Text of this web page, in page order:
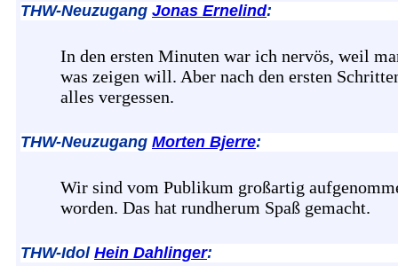
THW-Neuzugang Jonas Ernelind:
In den ersten Minuten war ich nervös, weil
was zeigen will. Aber nach den ersten
alles vergessen.
THW-Neuzugang Morten Bjerre:
Wir sind vom Publikum großartig
worden. Das hat rundherum Spaß gemacht.
THW-Idol Hein Dahlinger: